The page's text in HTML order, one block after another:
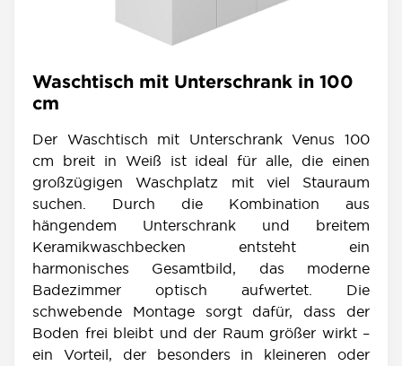
Waschtisch mit Unterschrank in 100
cm
Der Waschtisch mit Unterschrank Venus 100
cm breit in Weiß ist ideal für alle, die einen
großzügigen Waschplatz mit viel Stauraum
suchen. Durch die Kombination aus
hängendem Unterschrank und breitem
Keramikwaschbecken entsteht ein
harmonisches Gesamtbild, das moderne
Badezimmer optisch aufwertet. Die
schwebende Montage sorgt dafür, dass der
Boden frei bleibt und der Raum größer wirkt –
ein Vorteil, der besonders in kleineren oder